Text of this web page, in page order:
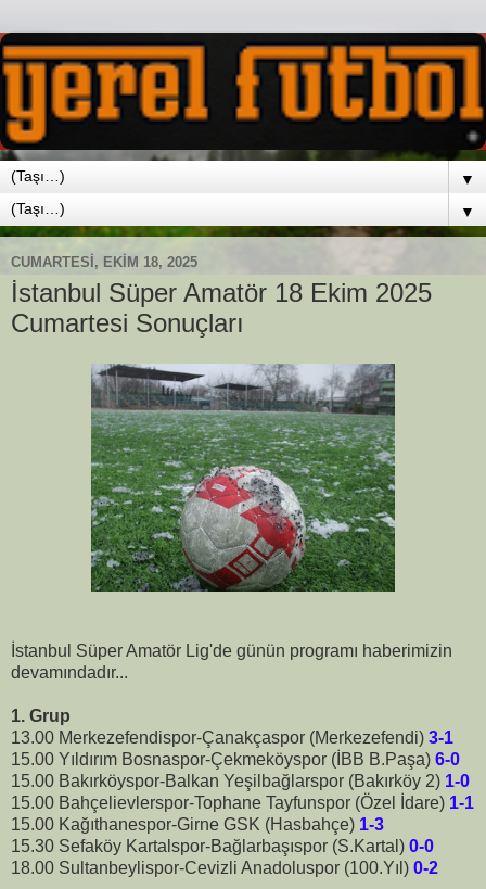
▼
▼
CUMARTESI, EKIM 18, 2025
İstanbul Süper Amatör 18 Ekim 2025
Cumartesi Sonuçları
İstanbul Süper Amatör Lig'de günün programı haberimizin
devamındadır...
1. Grup
13.00 Merkezefendispor-Çanakçaspor (Merkezefendi) 3-1
15.00 Yıldırım Bosnaspor-Çekmeköyspor (İBB B.Paşa) 6-0
15.00 Bakırköyspor-Balkan Yeşilbağlarspor (Bakırköy 2) 1-0
15.00 Bahçelievlerspor-Tophane Tayfunspor (Özel İdare) 1-1
15.00 Kağıthanespor-Girne GSK (Hasbahçe) 1-3
15.30 Sefaköy Kartalspor-Bağlarbaşıspor (S.Kartal) 0-0
18.00 Sultanbeylispor-Cevizli Anadoluspor (100.Yıl) 0-2